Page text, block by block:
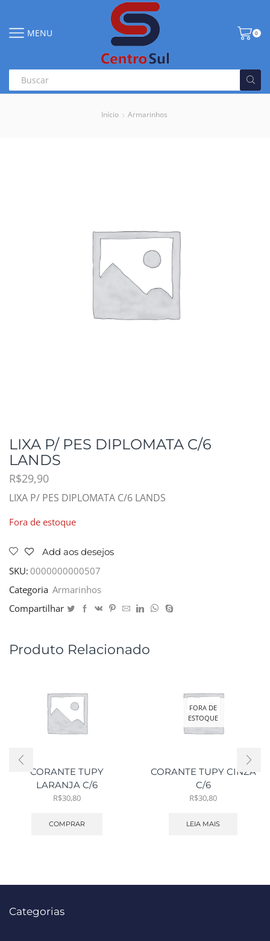
MENU 0
Início Armarinhos
LIXA P/ PES DIPLOMATA C/6
LANDS
R$29,90
LIXA P/ PES DIPLOMATA C/6 LANDS
Fora de estoque
Add aos desejos
SKU: 0000000000507
Categoria Armarinhos
Compartilhar
Produto Relacionado
CORANTE TUPY
LARANJA C/6
R$30,80
COMPRAR
FORA DE
ESTOQUE
CORANTE TUPY CINZA
C/6
R$30,80
LEIA MAIS
Categorias